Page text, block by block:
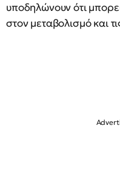
υποδηλώνουν ότι
στον μεταβολισμό και